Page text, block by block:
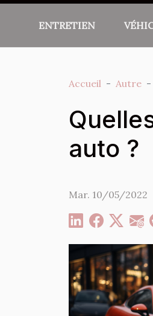
ENTRETIEN
Accueil Autre
auto ?
Mar. 10/05/2022